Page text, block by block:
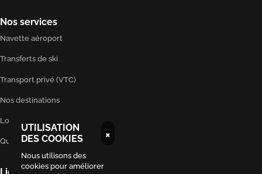
UTILISATION
DES COOKIES
×
Nous utilisons des
cookies pour améliorer
Nos services
Navette aéroport
Transferts de ski
Transport privé (VTC)
Nos destinations
Location voiture de luxe
Qui sommes-nous ?
Liens utiles